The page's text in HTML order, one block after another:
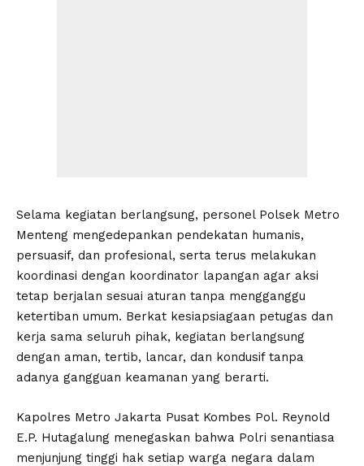
Selama kegiatan berlangsung, personel Polsek Metro
Menteng mengedepankan pendekatan humanis,
persuasif, dan profesional, serta terus melakukan
koordinasi dengan koordinator lapangan agar aksi
tetap berjalan sesuai aturan tanpa mengganggu
ketertiban umum. Berkat kesiapsiagaan petugas dan
kerja sama seluruh pihak, kegiatan berlangsung
dengan aman, tertib, lancar, dan kondusif tanpa
adanya gangguan keamanan yang berarti.
Kapolres Metro Jakarta Pusat Kombes Pol. Reynold
E.P. Hutagalung menegaskan bahwa Polri senantiasa
menjunjung tinggi hak setiap warga negara dalam